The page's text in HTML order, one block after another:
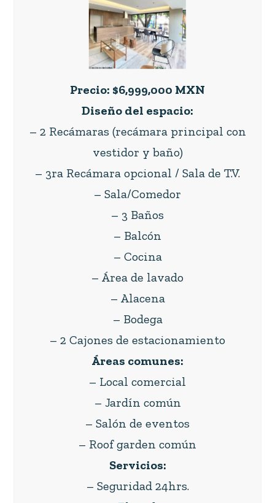
Precio: $6,999,000 MXN
Diseño del espacio:
– 2 Recámaras (recámara principal con
vestidor y baño)
– 3ra Recámara opcional / Sala de T.V.
– Sala/Comedor
– 3 Baños
– Balcón
– Cocina
– Área de lavado
– Alacena
– Bodega
– 2 Cajones de estacionamiento
Áreas comunes:
– Local comercial
– Jardín común
– Salón de eventos
– Roof garden común
Servicios:
– Seguridad 24hrs.